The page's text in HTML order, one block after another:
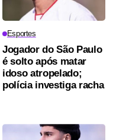
Esportes
Jogador do São Paulo
é solto após matar
idoso atropelado;
polícia investiga racha